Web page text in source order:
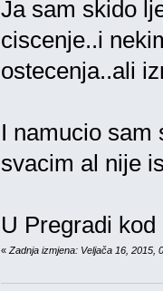
Ja sam skido
ciscenje..i
ostecenja..ali
I namucio sam
svacim al nije
U Pregradi
«Zadnja izmjena: Veljača 16, 2015,